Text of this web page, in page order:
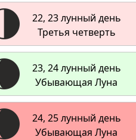
22, 23 лунный день
Третья четверть
23, 24 лунный день
Убывающая Луна
24, 25 лунный день
Убывающая Луна